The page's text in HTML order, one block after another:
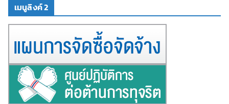
เมนูลิงค์ 2